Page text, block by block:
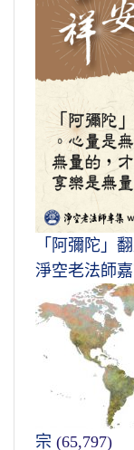
「阿彌陀」
淨空老法師
宗 (65,797)